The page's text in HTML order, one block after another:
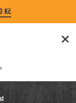
Kč